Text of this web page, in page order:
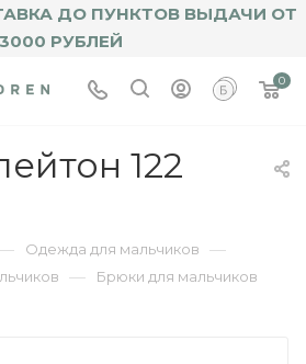
ДО ПУНКТОВ ВЫДАЧИ ОТ
3000 РУБЛЕЙ
0
122
Одежда для мальчиков —
— Брюки для мальчиков